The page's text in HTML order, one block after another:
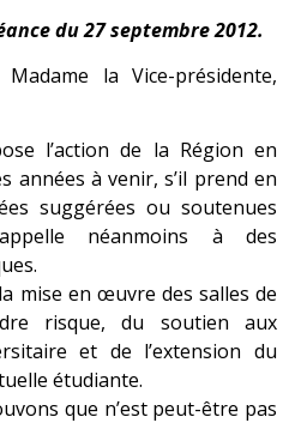
du 27 septembre 2012.
la Vice-présidente,
l’action de la Région en
années à venir, s’il prend en
suggérées ou soutenues
néanmoins à des
mise en œuvre des salles de
risque, du soutien aux
et de l’extension du
étudiante.
que n’est peut-être pas